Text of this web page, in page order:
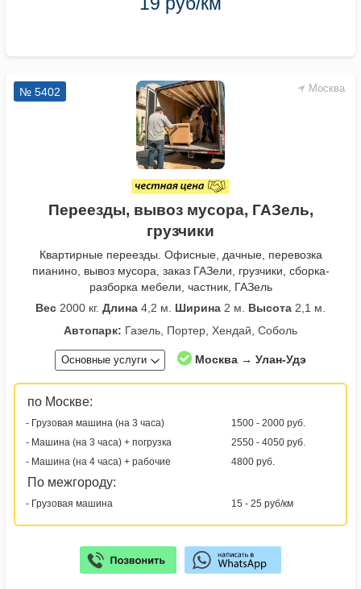
Москва
№ 5402
Переезды, вывоз мусора, ГАЗель,
грузчики
Квартирные переезды. Офисные, дачные, перевозка
пианино, вывоз мусора, заказ ГАЗели, грузчики, сборка-
разборка мебели, частник, ГАЗель
Вес 2000 кг. Длина 4,2 м. Ширина 2 м. Высота 2,1 м.
Автопарк: Газель, Портер, Хендай, Соболь
Основные услуги Москва → Улан-Удэ
по Москве:
- Грузовая машина (на 3 часа)
1500 - 2000 руб.
- Машина (на 3 часа) + погрузка
2550 - 4050 руб.
- Машина (на 4 часа) + рабочие
4800 руб.
По межгороду:
- Грузовая машина 15 - 25 руб/км